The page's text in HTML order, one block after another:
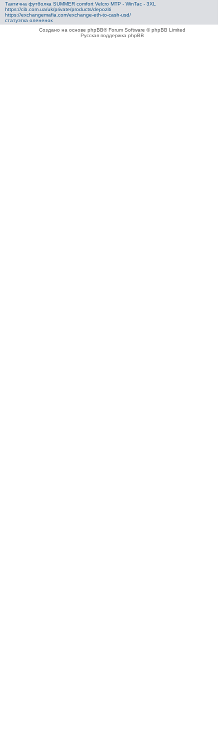
Тактична футболка SUMMER comfort Velcro MTP - WinTac - 3XL
https://cib.com.ua/uk/private/products/depoziti
https://exchangemafia.com/exchange-eth-to-cash-usd/
статуэтка олененок
Создано на основе phpBB® Forum Software © phpBB Limited
Русская поддержка phpBB